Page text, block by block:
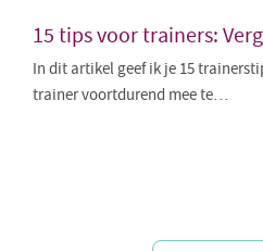
15 tips voor trainers:
In dit artikel geef ik je 15
trainer voortdurend mee te…